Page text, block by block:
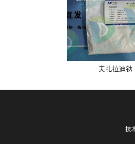
夫扎拉迪钠
技